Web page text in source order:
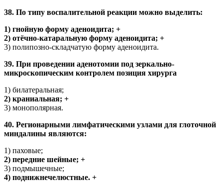
38. По типу воспалительной реакции можно выделить:
1) гнойную форму аденоидита; +
2) отёчно-катаральную форму аденоидита; +
3) полипозно-складчатую форму аденоидита.
39. При проведении аденотомии под зеркально-
микроскопическим контролем позиция хирурга
1) билатеральная;
2) краниальная; +
3) монополярная.
40. Регионарными лимфатическими узлами для глоточной
миндалины являются:
1) паховые;
2) передние шейные; +
3) подмышечные;
4) поднижнечелюстные. +